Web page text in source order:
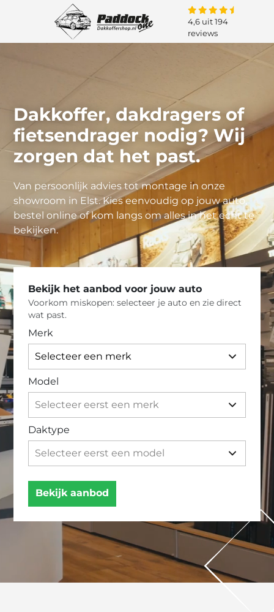
4,6 uit 194
reviews
Dakkoffer, dakdragers of
fietsendrager nodig? Wij
zorgen dat het past.
Van persoonlijk advies tot montage in onze
showroom in Elst. Kies eenvoudig op jouw auto,
bestel online of kom langs om alles in het echt te
bekijken.
Bekijk het aanbod voor jouw auto
Voorkom miskopen: selecteer je auto en zie direct
wat past.
Merk
Model
Daktype